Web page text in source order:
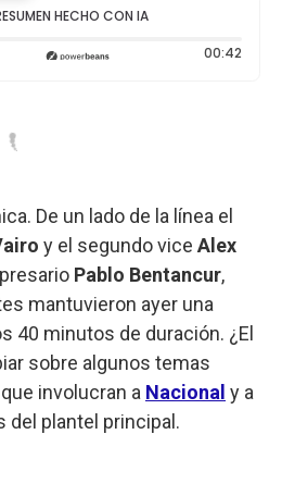
HECHO CON IA
transcurrido: 0 segundos 00:42
De un lado de la línea el
y el segundo vice Alex
Pablo Bentancur,
mantuvieron ayer una
40 minutos de duración. ¿El
sobre algunos temas
involucran a Nacional y a
plantel principal.